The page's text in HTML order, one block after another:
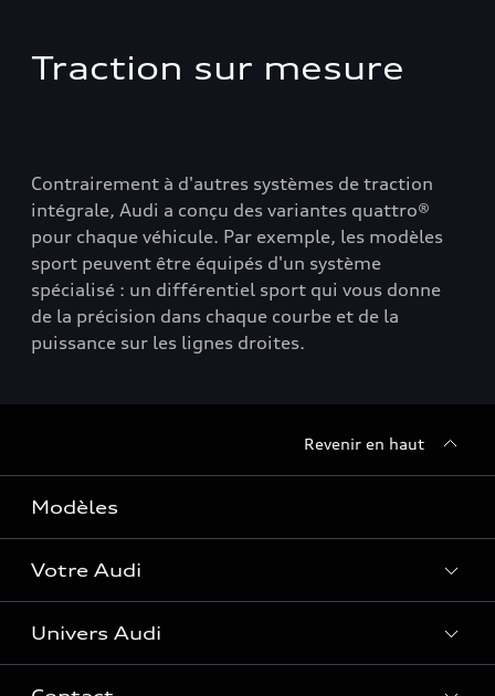
Traction sur mesure
Contrairement à d'autres systèmes de traction
intégrale, Audi a conçu des variantes quattro®
pour chaque véhicule. Par exemple, les modèles
sport peuvent être équipés d'un système
spécialisé : un différentiel sport qui vous donne
de la précision dans chaque courbe et de la
puissance sur les lignes droites.
Revenir en haut
Modèles
Votre Audi
Entretenir et réparer mon Audi
Accessoires et équipements
Univers Audi